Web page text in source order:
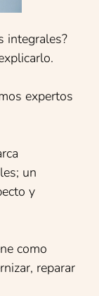
integrales?
expertos
un
y
como
reparar